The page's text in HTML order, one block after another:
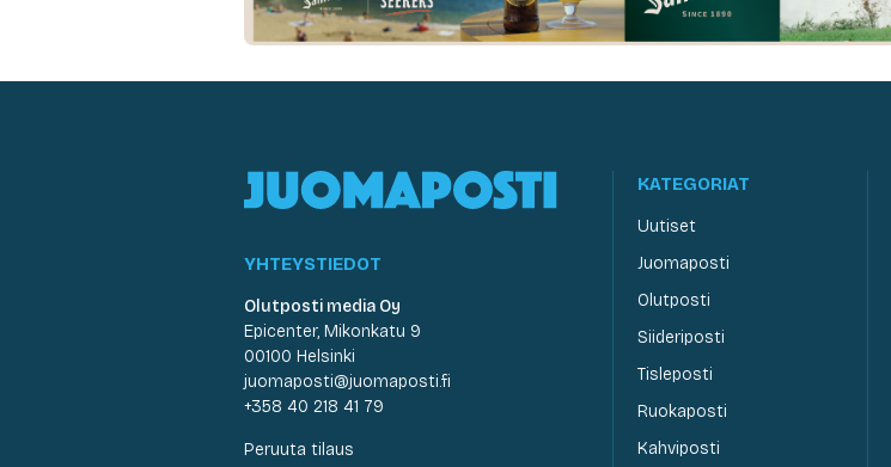
YHTEYSTIEDOT
Olutposti media Oy
Epicenter, Mikonkatu 9
00100 Helsinki
juomaposti@juomaposti.fi
+358 40 218 41 79
Peruuta tilaus
KATEGORIAT
Uutiset
Juomaposti
Olutposti
Siideriposti
Tisleposti
Ruokaposti
Kahviposti